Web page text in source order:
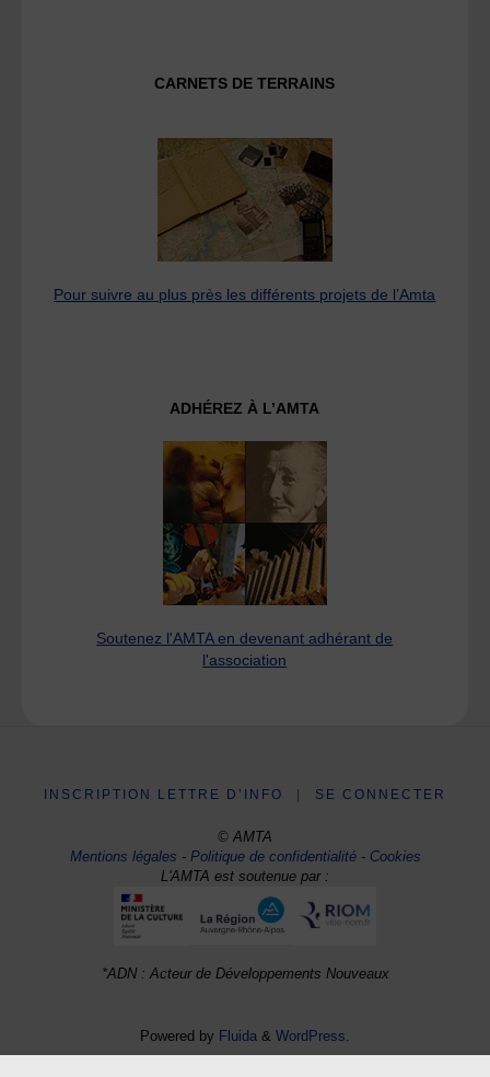
CARNETS DE TERRAINS
Pour suivre au plus près les différents projets de l’Amta
ADHÉREZ À L’AMTA
Soutenez l'AMTA en devenant adhérant de
l'association
INSCRIPTION LETTRE D’INFO SE CONNECTER
© AMTA
Mentions légales -Politique de confidentialité- Cookies
L'AMTA est soutenue par :
*ADN : Acteur de Développements Nouveaux
Powered by Fluida & WordPress.